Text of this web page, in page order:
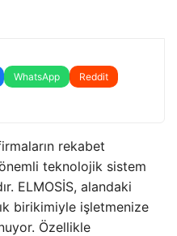
WhatsApp
Reddit
rekabet
teknolojik sistem
ELMOSİS, alandaki
birikimiyle işletmenize
Özellikle